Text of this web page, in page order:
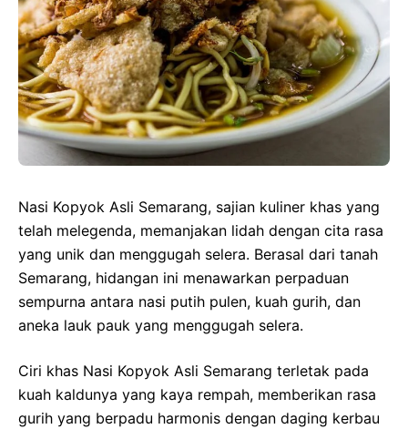
Nasi Kopyok Asli Semarang, sajian kuliner khas yang
telah melegenda, memanjakan lidah dengan cita rasa
yang unik dan menggugah selera. Berasal dari tanah
Semarang, hidangan ini menawarkan perpaduan
sempurna antara nasi putih pulen, kuah gurih, dan
aneka lauk pauk yang menggugah selera.
Ciri khas Nasi Kopyok Asli Semarang terletak pada
kuah kaldunya yang kaya rempah, memberikan rasa
gurih yang berpadu harmonis dengan daging kerbau